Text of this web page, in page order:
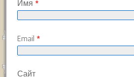
Имя *
Email *
Сайт